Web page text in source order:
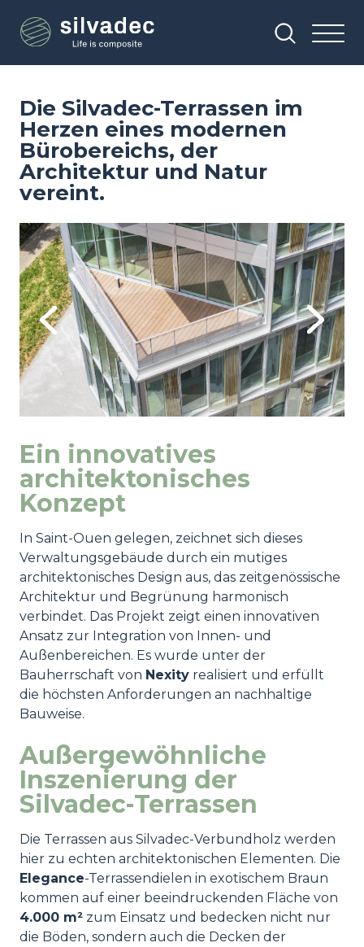
zum
Inhalt
Die Silvadec-Terrassen im
Herzen eines modernen
Bürobereichs, der
Architektur und Natur
vereint.
Previous
Image
Next
Ein innovatives
architektonisches
Konzept
In Saint-Ouen gelegen, zeichnet sich dieses
Verwaltungsgebäude durch ein mutiges
architektonisches Design aus, das zeitgenössische
Architektur und Begrünung harmonisch
verbindet. Das Projekt zeigt einen innovativen
Ansatz zur Integration von Innen- und
Außenbereichen. Es wurde unter der
Bauherrschaft von Nexity realisiert und erfüllt
die höchsten Anforderungen an nachhaltige
Bauweise.
Außergewöhnliche
Inszenierung der
Silvadec-Terrassen
Die Terrassen aus Silvadec-Verbundholz werden
hier zu echten architektonischen Elementen. Die
Elegance-Terrassendielen in exotischem Braun
kommen auf einer beeindruckenden Fläche von
4.000 m² zum Einsatz und bedecken nicht nur
die Böden, sondern auch die Decken der